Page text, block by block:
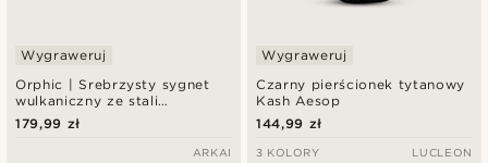
Orphic | Srebrzysty sygnet
wulkaniczny ze stali
nierdzewnej i z czarną
cyrkonią
Wygraweruj
179,99 zł
ARKAI
Czarny pierścionek tytanowy
Kash Aesop
Wygraweruj
144,99 zł
3 KOLORY LUCLEON